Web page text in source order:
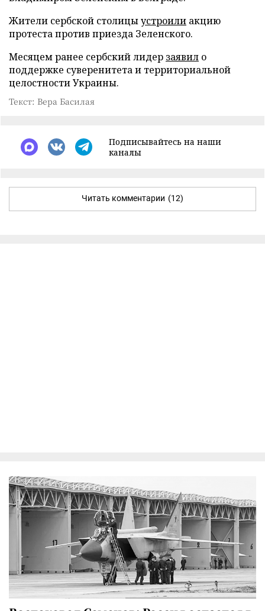
Жители сербской столицыустроили акцию
протеста против приезда Зеленского.
Месяцем ранее сербский лидер заявил о
поддержке суверенитета и территориальной
целостности Украины.
Текст: Вера Басилая
Подписывайтесь на наши
каналы
Читать комментарии (12)